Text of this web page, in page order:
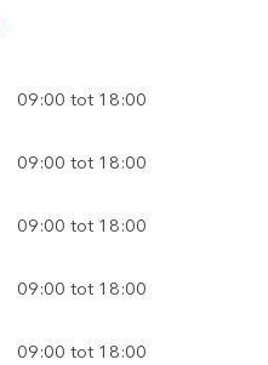
09:00 tot 18:00
09:00 tot 18:00
09:00 tot 18:00
09:00 tot 18:00
09:00 tot 18:00